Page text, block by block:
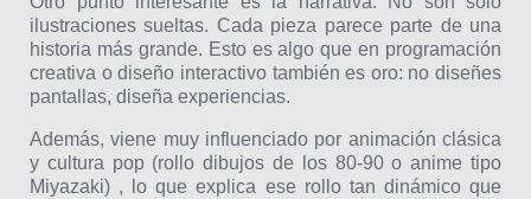
ilustraciones sueltas. Cada pieza parece parte de una
historia más grande. Esto es algo que en programación
creativa o diseño interactivo también es oro: no diseñes
pantallas, diseña experiencias.
Además, viene muy influenciado por animación clásica
y cultura pop (rollo dibujos de los 80-90 o anime tipo
Miyazaki) , lo que explica ese rollo tan dinámico que